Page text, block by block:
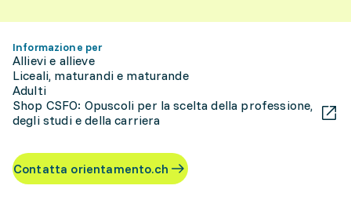
Informazione per
Allievi e allieve
Liceali, maturandi e maturande
Adulti
Shop CSFO: Opuscoli per la scelta della professione,
degli studi e della carriera
Contatta orientamento.ch